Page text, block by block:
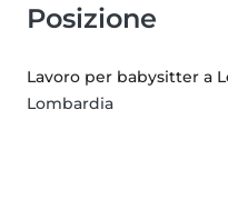
Posizione
Lavoro per babysitter a
Lombardia